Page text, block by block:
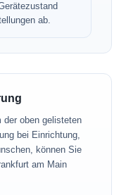
ab.
der oben gelisteten
bei Einrichtung,
können Sie
am Main